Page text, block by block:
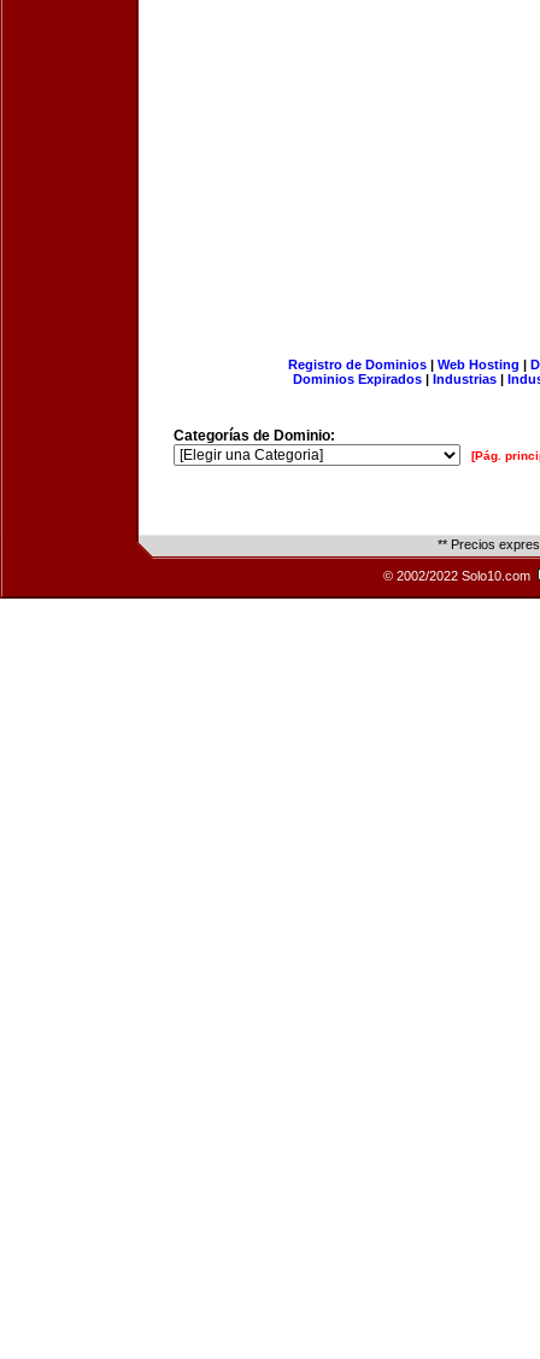
Registro de Dominios| Web Hosting |
Dominios Expirados | Industrias |
Categorías de Dominio:
[Pág.
** Precios
© 2002/2022 Solo10.com